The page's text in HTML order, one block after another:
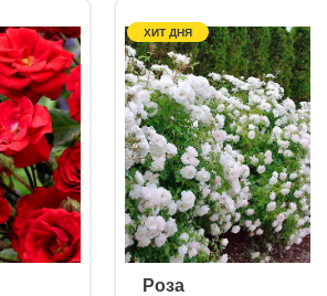
ХИТ ДНЯ
ㅤ Роза